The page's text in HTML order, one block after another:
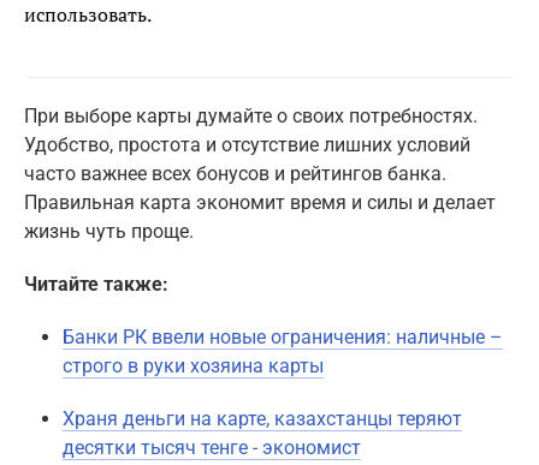
использовать.
При выборе карты думайте о своих потребностях.
Удобство, простота и отсутствие лишних условий
часто важнее всех бонусов и рейтингов банка.
Правильная карта экономит время и силы и делает
жизнь чуть проще.
Читайте также:
Банки РК ввели новые ограничения: наличные –
строго в руки хозяина карты
Храня деньги на карте, казахстанцы теряют
десятки тысяч тенге - экономист